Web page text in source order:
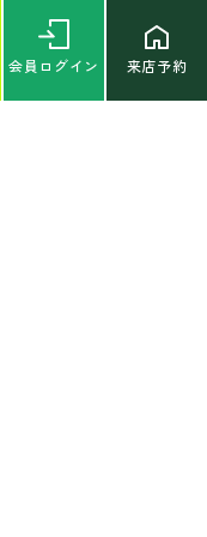
会員 ログイン 来店予約